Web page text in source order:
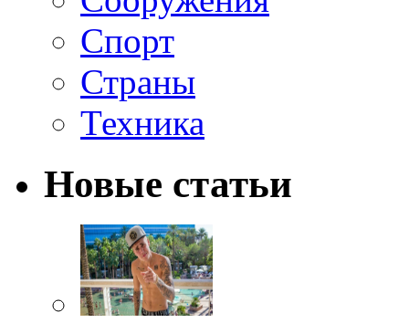
Спорт
Страны
Техника
Новые статьи